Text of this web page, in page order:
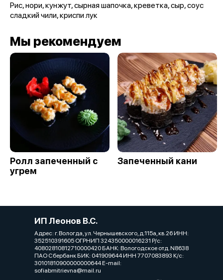
Рис, нори, кунжут, сырная шапочка, креветка, сыр, соус
сладкий чили, криспи лук
Мы рекомендуем
Ролл запеченный с
угрем
Запеченный кани
ИП Леонов В.С.
Адрес: г. Вологда, ул. Чернышевского, д.115а, кв.26 ИНН:
352510391605 ОГРНИП 324350000016231 Р/с:
40802810812710000420 БАНК: Вологодское отд. N8638
ПАО Сбербанк БИК: 041909644 ИНН 7707083893 К/с:
30101810900000000644 E-mail:
sofiabmitrievna@mail.ru